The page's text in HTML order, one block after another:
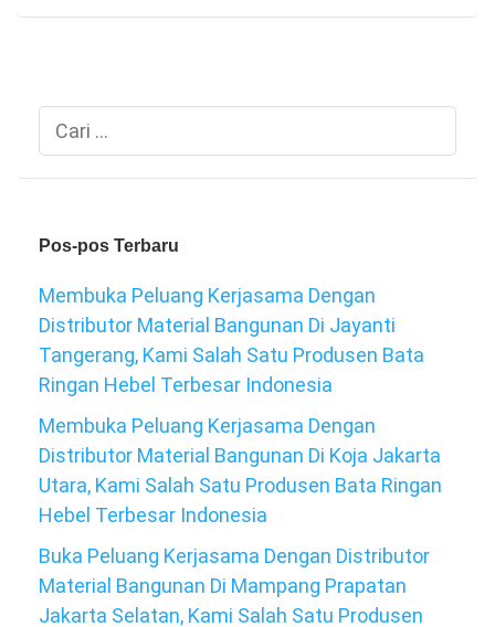
Cari
untuk:
Pos-pos Terbaru
Membuka Peluang Kerjasama Dengan
Distributor Material Bangunan Di Jayanti
Tangerang, Kami Salah Satu Produsen Bata
Ringan Hebel Terbesar Indonesia
Membuka Peluang Kerjasama Dengan
Distributor Material Bangunan Di Koja Jakarta
Utara, Kami Salah Satu Produsen Bata Ringan
Hebel Terbesar Indonesia
Buka Peluang Kerjasama Dengan Distributor
Material Bangunan Di Mampang Prapatan
Jakarta Selatan, Kami Salah Satu Produsen